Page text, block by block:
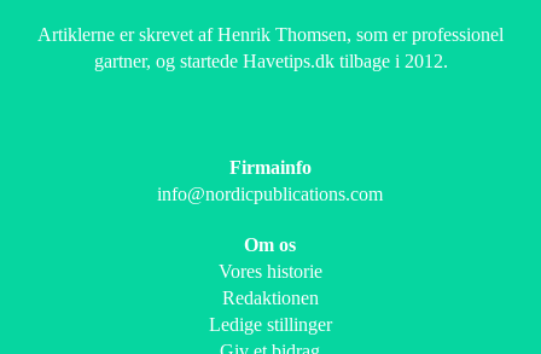
Artiklerne er skrevet af Henrik Thomsen, som er professionel
gartner, og startede Havetips.dk tilbage i 2012.
Firmainfo
info@nordicpublications.com
Om os
Vores historie
Redaktionen
Ledige stillinger